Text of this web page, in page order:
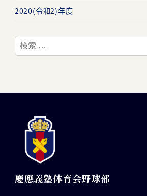
2020(令和2)年度
検
索
慶應義塾体育会野球部